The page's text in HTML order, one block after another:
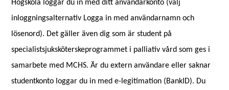
Högskola loggar du in med ditt användarkonto (välj
inloggningsalternativ Logga in med användarnamn och
lösenord). Det gäller även dig som är student på
specialistsjuksköterskeprogrammet i palliativ vård som ges i
samarbete med MCHS.Är du extern användare eller saknar
studentkonto loggar du in med e-legitimation (BankID). Du